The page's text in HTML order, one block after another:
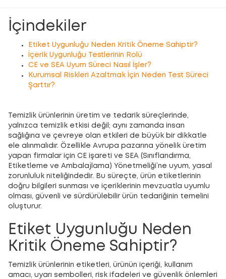
İçindekiler
Etiket Uygunluğu Neden Kritik Öneme Sahiptir?
İçerik Uygunluğu Testlerinin Rolü
CE ve SEA Uyum Süreci Nasıl İşler?
Kurumsal Riskleri Azaltmak İçin Neden Test Süreci
Şarttır?
Temizlik ürünlerinin üretim ve tedarik süreçlerinde,
yalnızca temizlik etkisi değil; aynı zamanda insan
sağlığına ve çevreye olan etkileri de büyük bir dikkatle
ele alınmalıdır. Özellikle Avrupa pazarına yönelik üretim
yapan firmalar için CE işareti ve SEA (Sınıflandırma,
Etiketleme ve Ambalajlama) Yönetmeliği’ne uyum, yasal
zorunluluk niteliğindedir. Bu süreçte, ürün etiketlerinin
doğru bilgileri sunması ve içeriklerinin mevzuatla uyumlu
olması, güvenli ve sürdürülebilir ürün tedariğinin temelini
oluşturur.
Etiket Uygunluğu Neden
Kritik Öneme Sahiptir?
Temizlik ürünlerinin etiketleri, ürünün içeriği, kullanım
amacı, uyarı sembolleri, risk ifadeleri ve güvenlik önlemleri